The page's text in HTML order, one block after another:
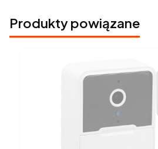
Produkty powiązane